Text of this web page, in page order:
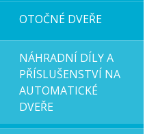
OTOČNÉ DVEŘE
NÁHRADNÍ DÍLY A
PŘÍSLUŠENSTVÍ NA
AUTOMATICKÉ
DVEŘE